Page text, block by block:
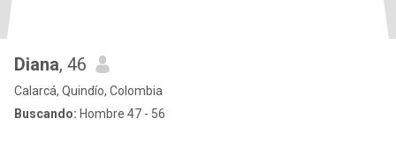
Diana, 46
Calarcá, Quindío, Colombia
Buscando: Hombre 47 - 56